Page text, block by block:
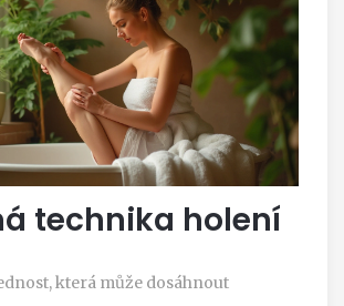
technika holení
která může dosáhnout